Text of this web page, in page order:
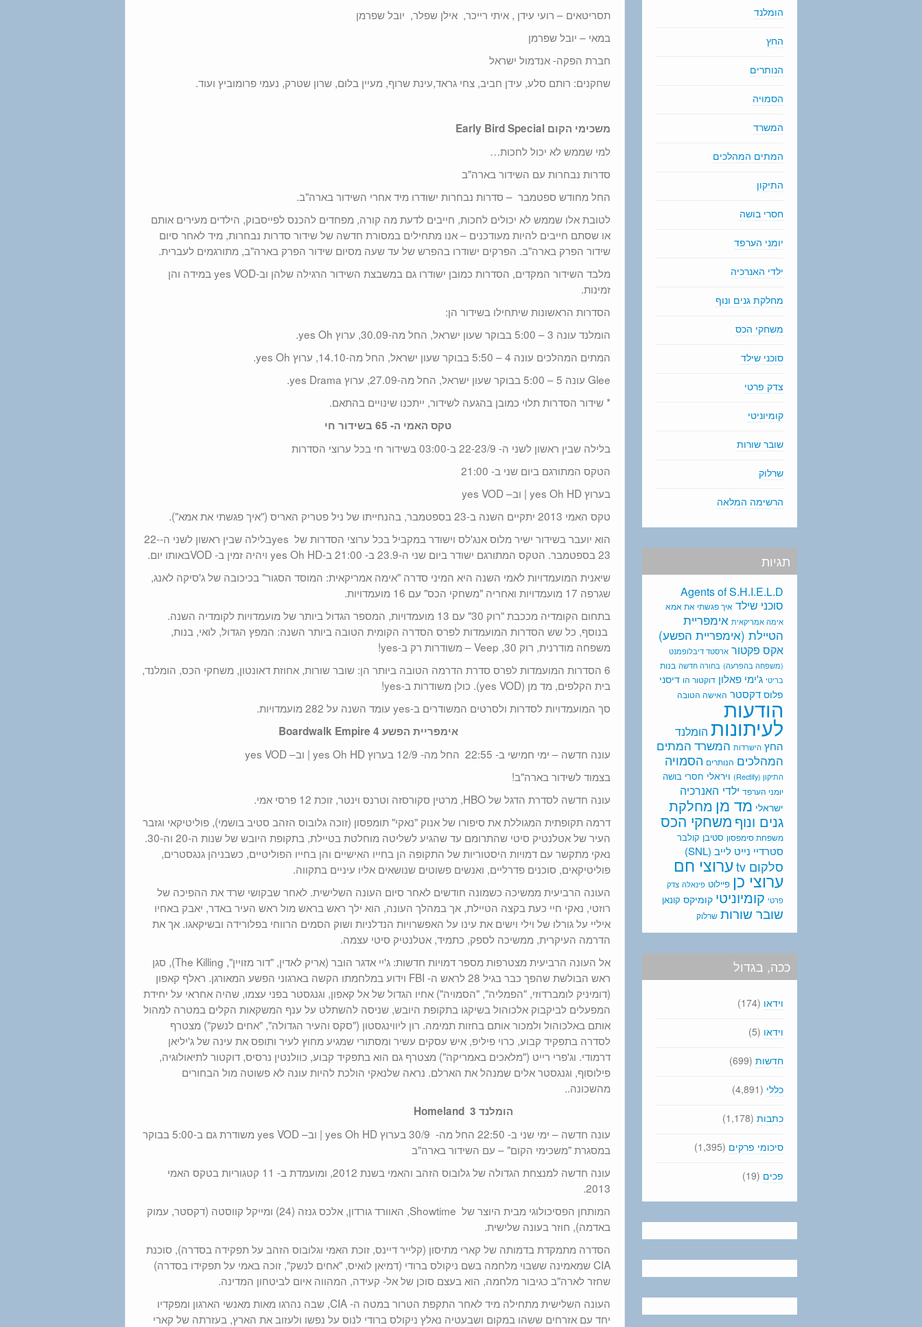
תסריטאים – רועי עידן , איתי רייכר, אילן שפלר, יובל שפרמן
במאי – יובל שפרמן
חברת הפקה- אנדמול ישראל
שחקנים: רותם סלע, עידן חביב, צחי גראד,עינת שרוף, מעיין בלום, שרון שטרק, נעמי פרומוביץ ועוד.
משכימי הקום Early Bird Special
למי שממש לא יכול לחכות…
סדרות נבחרות עם השידור בארה"ב
החל מחודש ספטמבר – סדרות נבחרות ישודרו מיד אחרי השידור בארה"ב.
לטובת אלו שממש לא יכולים לחכות, חייבים לדעת מה קורה, מפחדים להכנס לפייסבוק, הילדים מעירים אותם
או שסתם חייבים להיות מעודכנים – אנו מתחילים במסורת חדשה של שידור סדרות נבחרות, מיד לאחר סיום
שידור הפרק בארה"ב. הפרקים ישודרו בהפרש של עד שעה מסיום שידור הפרק בארה"ב, מתורגמים לעברית.
מלבד השידור המקדים, הסדרות כמובן ישודרו גם במשבצת השידור הרגילה שלהן וב-yes VOD במידה והן
זמינות.
הסדרות הראשונות שיתחילו בשידור הן:
הומלנד עונה 3 – 5:00 בבוקר שעון ישראל, החל מה-30.09, ערוץ yes Oh.
המתים המהלכים עונה 4 – 5:50 בבוקר שעון ישראל, החל מה-14.10, ערוץ yes Oh.
Glee עונה 5 – 5:00 בבוקר שעון ישראל, החל מה-27.09, ערוץ yes Drama.
* שידור הסדרות תלוי כמובן בהגעה לשידור, ייתכנו שינויים בהתאם.
טקס האמי ה- 65 בשידור חי
בלילה שבין ראשון לשני ה- 22-23/9 ב-03:00 בשידור חי בכל ערוצי הסדרות
הטקס המתורגם ביום שני ב- 21:00
בערוץ yes Oh HD | וב– yes VOD
טקס האמי 2013 יתקיים השנה ב-23 בספטמבר, בהנחייתו של ניל פטריק האריס ("איך פגשתי את אמא").
הוא יועבר בשידור ישיר מלוס אנג'לס וישודר במקביל בכל ערוצי הסדרות של yesבלילה שבין ראשון לשני ה-22-
23 בספטמבר. הטקס המתורגם ישודר ביום שני ה-23.9 ב- 21:00 ב-yes Oh HD ויהיה זמין ב- VODבאותו יום.
שיאנית המועמדויות לאמי השנה היא המיני סדרה "אימה אמריקאית: המוסד הסגור" בכיכובה של ג'סיקה לאנג,
שגרפה 17 מועמדויות ואחריה "משחקי הכס" עם 16 מועמדויות.
בתחום הקומדיה מככבת "רוק 30" עם 13 מועמדויות, המספר הגדול ביותר של מועמדויות לקומדיה השנה.
בנוסף, כל שש הסדרות המועמדות לפרס הסדרה הקומית הטובה ביותר השנה: המפץ הגדול, לואי, בנות,
משפחה מודרנית, רוק 30, Veep – משודרות רק ב-yes!
6 הסדרות המועמדות לפרס סדרת הדרמה הטובה ביותר הן: שובר שורות, אחוזת דאונטון, משחקי הכס, הומלנד,
בית הקלפים, מד מן (yes VOD). כולן משודרות ב-yes!
סך המועמדויות לסדרות ולסרטים המשודרים ב-yes עומד השנה על 282 מועמדויות.
אימפריית הפשע 4 Boardwalk Empire
עונה חדשה – ימי חמישי ב- 22:55 החל מה- 12/9 בערוץ yes Oh HD | וב– yes VOD
בצמוד לשידור בארה"ב!
עונה חדשה לסדרת הדגל של HBO, מרטין סקורסזה וטרנס וינטר, זוכת 12 פרסי אמי.
דרמה תקופתית המגוללת את סיפורו של אנוק "נאקי" תומפסון (זוכה גלובוס הזהב סטיב בושמי), פוליטיקאי וגזבר
העיר של אטלנטיק סיטי שהתרומם עד שהגיע לשליטה מוחלטת בטיילת, בתקופת היובש של שנות ה-20 וה-30.
נאקי מתקשר עם דמויות היסטוריות של התקופה הן בחייו האישיים והן בחייו הפוליטיים, כשבניהן גנגסטרים,
פוליטיקאים, סוכנים פדרליים, ואנשים פשוטים שנושאים אליו עיניים בתקווה.
העונה הרביעית ממשיכה כשמונה חודשים לאחר סיום העונה השלישית. לאחר שבקושי שרד את ההפיכה של
רוזטי, נאקי חיי כעת בקצה הטיילת, אך במהלך העונה, הוא ילך ראש בראש מול ראש העיר באדר, יאבק באחיו
איליי על גורלו של וילי וישים את עינו על האפשרויות הנדלניות ושוק הסמים הרווחי בפלורידה ובשיקאגו. אך את
הדרמה העיקרית, ממשיכה לספק, כתמיד, אטלנטיק סיטי עצמה.
אל העונה הרביעית מצטרפות מספר דמויות חדשות: ג'יי אדגר הובר (אריק לאדין, "דור מזויין", The Killing), סגן
ראש הבולשת שהפך כבר בגיל 28 לראש ה- FBI וידוע במלחמתו הקשה בארגוני הפשע המאורגן. ראלף קאפון
(דומיניק לומברדוזי, "הפמליה", "הסמויה") אחיו הגדול של אל קאפון, וגנגסטר בפני עצמו, שהיה אחראי על יחידת
המפעלים לביקבוק אלכוהול בשיקגו בתקופת היובש, שניסה להשתלט על ענף המשקאות הקלים במטרה למהול
אותם באלכוהול ולמכור אותם בחזות תמימה. רון ליווינגסטון ("סקס והעיר הגדולה", "אחים לנשק") מצטרף
לסדרה בתפקיד קבוע, כרוי פיליפ, איש עסקים עשיר ומסתורי שמגיע מחוץ לעיר ותופס את עינה של ג'יליאן
דרמודי. וג'פרי רייט ("מלאכים באמריקה") מצטרף גם הוא בתפקיד קבוע, כוולנטין נרסיס, דוקטור לתיאולוגיה,
פילוסוף, וגנגסטר אלים שמנהל את הארלם. נראה שלנאקי הולכת להיות עונה לא פשוטה מול הבחורים
מהשכונה..
הומלנד 3 Homeland
עונה חדשה – ימי שני ב- 22:50 החל מה- 30/9 בערוץ yes Oh HD | וב– yes VOD משודרת גם ב-5:00 בבוקר
במסגרת "משכימי הקום" – עם השידור בארה"ב
עונה חדשה למנצחת הגדולה של גלובוס הזהב והאמי בשנת 2012, ומועמדת ב- 11 קטגוריות בטקס האמי
2013.
המותחן הפסיכולוגי מבית היוצר של Showtime, האוורד גורדון, אלכס גנזה (24) ומייקל קווסטה (דקסטר, עמוק
באדמה), חוזר בעונה שלישית.
הסדרה מתמקדת בדמותה של קארי מתיסון (קלייר דיינס, זוכת האמי וגלובוס הזהב על תפקידה בסדרה), סוכנת
CIA שמאמינה ששבוי מלחמה בשם ניקולס ברודי (דמיאן לואיס, "אחים לנשק", זוכה באמי על תפקידו בסדרה)
שחזר לארה"ב כגיבור מלחמה, הוא בעצם סוכן של אל- קעידה, המהווה איום לביטחון המדינה.
העונה השלישית מתחילה מיד לאחר התקפת הטרור במטה ה- CIA, שבה נהרגו מאות מאנשי הארגון ומפקדיו
יחד עם אזרחים ששהו במקום ושבעטיה נאלץ ניקולס ברודי לנוס על נפשו ולעזוב את הארץ, בעזרתה של קארי
הומלנד
החץ
הנותרים
הסמויה
המשרד
המתים המהלכים
התיקון
חסרי בושה
יומני הערפד
ילדי האנרכיה
מחלקת גנים ונוף
משחקי הכס
סוכני שילד
צדק פרטי
קומיוניטי
שובר שורות
שרלוק
הרשימה המלאה
תגיות
Agents of S.H.I.E.L.D
סוכני שילד איך פגשתי את אמא
אימה אמריקאית אימפריית
הטיילת (אימפריית הפשע)
אקס פקטור ארסטד דיבלופמנט
(משפחה בהפרעה) בחורה חדשה בנות
בריטי ג'ימי פאלון דוקטור הו דיסני
פלוס דקסטר האישה הטובההודעות
לעיתונות הומלנד
החץ הישרדות המשרד המתים
המהלכים הנותרים הסמויה
התיקון (Rectify) ויראלי חסרי בושה
יומני הערפד ילדי האנרכיה
ישראלי מד מן מחלקת
גנים ונוף משחקי הכס
משפחת סימפסון סטיבן קולבר
סטרדיי נייט לייב (SNL)
סלקום tv ערוצי חם
ערוצי כן פיילוט פינאלה צדק
פרטי קומיוניטי קומיקס קונאן
שובר שורות שרלוק
ככה, בגדול
וידאו (174)
וידאו (5)
חדשות (699)
כללי (4,891)
כתבות (1,178)
סיכומי פרקים (1,395)
פכים (19)